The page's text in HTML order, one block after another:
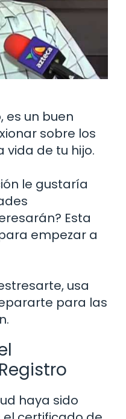
es un buen
sobre los
vida de tu hijo.
le gustaría
Esta
empezar a
usa
para las
haya sido